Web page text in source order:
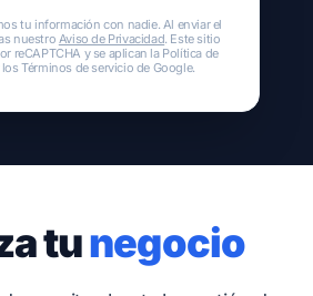
tu información con nadie. Al enviar el
nuestro Aviso de Privacidad. Este sitio
reCAPTCHA y se aplican la Política de
losTérminos de servicio de Google.
tunegocio